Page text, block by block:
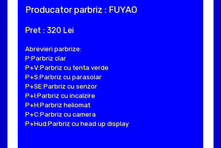
Producator parbriz : FUYAO
Pret : 320 Lei
Abrevieri parbrize:
P:Parbriz clar
P+V:Parbriz cu tenta verde
P+S:Parbriz cu parasolar
P+SE:Parbriz cu senzor
P+I:Parbriz cu incalzire
P+H:Parbriz heliomat
P+C:Parbriz cu camera
P+Hud:Parbriz cu head up display